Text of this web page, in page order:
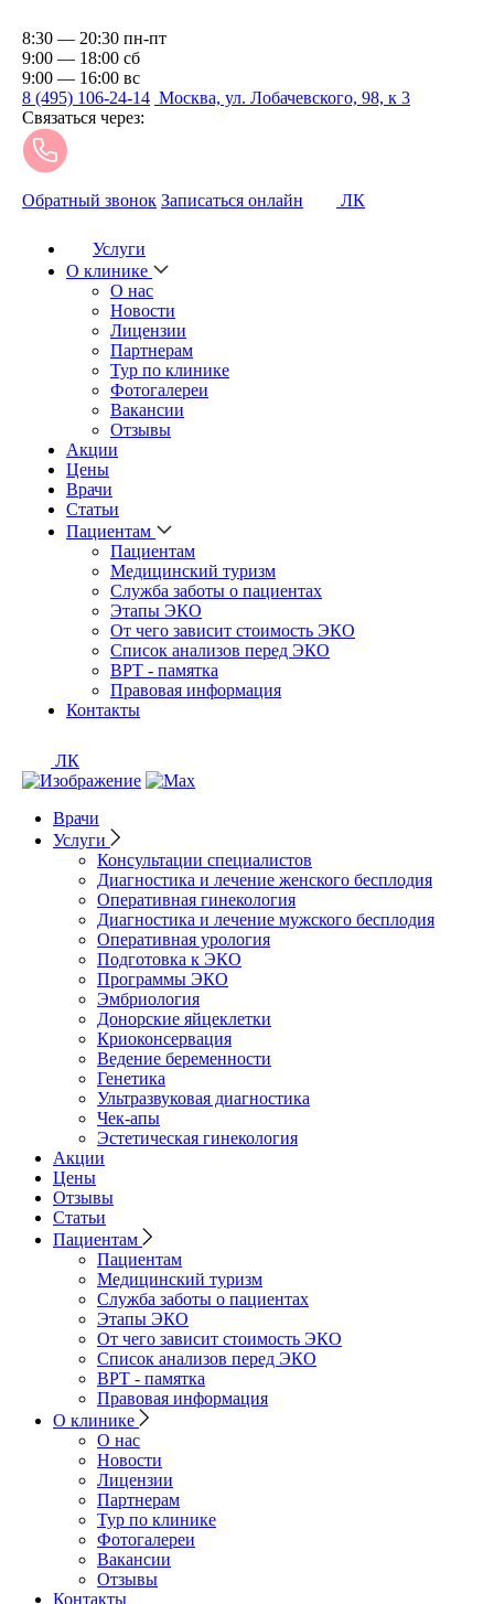
8:30 — 20:30 пн-пт
9:00 — 18:00 сб
9:00 — 16:00 вс
8 (495) 106-24-14 Москва, ул. Лобачевского, 98, к 3
Связаться через:
Обратный звонок Записаться онлайн ЛК
Услуги
О клинике
О нас
Новости
Лицензии
Партнерам
Тур по клинике
Фотогалереи
Вакансии
Отзывы
Акции
Цены
Врачи
Статьи
Пациентам
Пациентам
Медицинский туризм
Служба заботы о пациентах
Этапы ЭКО
От чего зависит стоимость ЭКО
Список анализов перед ЭКО
ВРТ - памятка
Правовая информация
Контакты
ЛК
Врачи
Услуги
Консультации специалистов
Диагностика и лечение женского бесплодия
Оперативная гинекология
Диагностика и лечение мужского бесплодия
Оперативная урология
Подготовка к ЭКО
Программы ЭКО
Эмбриология
Донорские яйцеклетки
Криоконсервация
Ведение беременности
Генетика
Ультразвуковая диагностика
Чек-апы
Эстетическая гинекология
Акции
Цены
Отзывы
Статьи
Пациентам
Пациентам
Медицинский туризм
Служба заботы о пациентах
Этапы ЭКО
От чего зависит стоимость ЭКО
Список анализов перед ЭКО
ВРТ - памятка
Правовая информация
О клинике
О нас
Новости
Лицензии
Партнерам
Тур по клинике
Фотогалереи
Вакансии
Отзывы
Контакты